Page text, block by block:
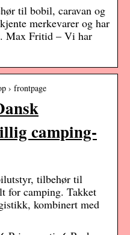
til bobil, caravan og
merkevarer og har
Max Fritid – Vi har
› frontpage
camping-
tilbehør til
for camping. Takket
kombinert med